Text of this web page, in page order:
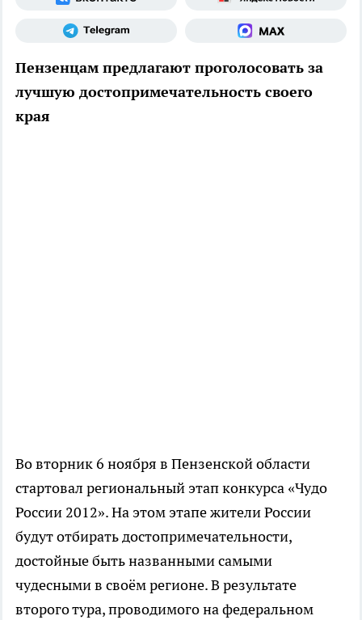
Пензенцам предлагают проголосовать за
лучшую достопримечательность своего
края
Во вторник 6 ноября в Пензенской области
стартовал региональный этап конкурса «Чудо
России 2012». На этом этапе жители России
будут отбирать достопримечательности,
достойные быть названными самыми
чудесными в своём регионе. В результате
второго тура, проводимого на федеральном